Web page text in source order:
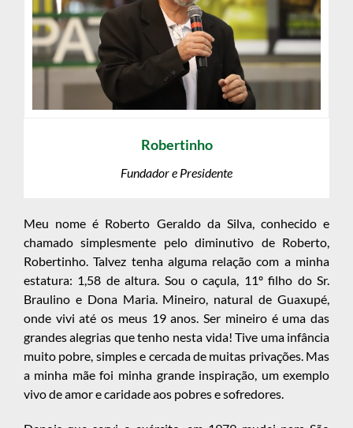
Robertinho
Fundador e Presidente
Meu nome é Roberto Geraldo da Silva, conhecido e
chamado simplesmente pelo diminutivo de Roberto,
Robertinho. Talvez tenha alguma relação com a minha
estatura: 1,58 de altura. Sou o caçula, 11º filho do Sr.
Braulino e Dona Maria. Mineiro, natural de Guaxupé,
onde vivi até os meus 19 anos. Ser mineiro é uma das
grandes alegrias que tenho nesta vida! Tive uma infância
muito pobre, simples e cercada de muitas privações. Mas
a minha mãe foi minha grande inspiração, um exemplo
vivo de amor e caridade aos pobres e sofredores.